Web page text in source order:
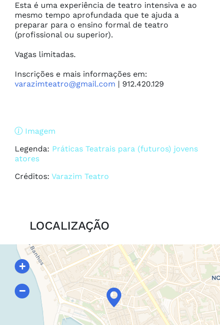
Esta é uma experiência de teatro intensiva e ao
mesmo tempo aprofundada que te ajuda a
preparar para o ensino formal de teatro
(profissional ou superior).
Vagas limitadas.
Inscrições e mais informações em:
varazimteatro@gmail.com | 912.420.129
Imagem
Legenda: Práticas Teatrais para (futuros) jovens
atores
Créditos: Varazim Teatro
LOCALIZAÇÃO
+
−